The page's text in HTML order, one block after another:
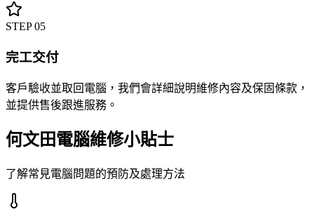
STEP05
完工交付
客戶驗收並取回電腦，我們會詳細說明維修內容及保固條款，
並提供售後跟進服務。
何文田電腦維修小貼士
了解常見電腦問題的預防及處理方法